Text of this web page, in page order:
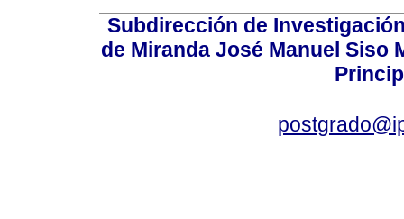
Subdirección de
de Miranda José Manuel Siso